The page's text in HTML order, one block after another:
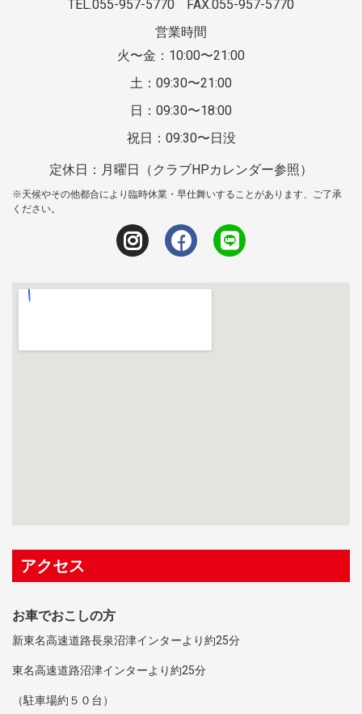
TEL.055-957-5770
FAX.055-957-5770
営業時間
火〜金：10:00〜21:00
土：09:30〜21:00
日：09:30〜18:00
祝日：09:30〜日没
定休日：月曜日（クラブHPカレンダー参照）
※天候やその他都合により臨時休業・早仕舞いすることがあります、ご了承
ください。
アクセス
お車でおこしの方
新東名高速道路長泉沼津インターより約25分
東名高速道路沼津インターより約25分
（駐車場約５０台）